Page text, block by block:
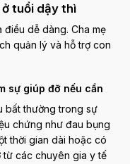
ở tuổi dậy thì
dễ dàng. Cha mẹ
quản lý và hỗ trợ con
sự giúp đỡ nếu cần
bất thường trong sự
chứng như đau bụng
thời gian dài hoặc có
từ các chuyên gia y tế